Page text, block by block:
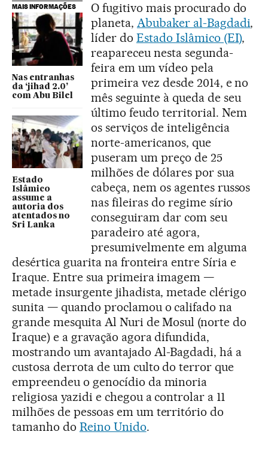
MAIS INFORMAÇÕES
Nas entranhas
da ‘jihad 2.0’
com Abu Bilel
Estado
Islâmico
assume a
autoria dos
atentados no
Sri Lanka
O fugitivo mais procurado do
planeta, Abubaker al-Bagdadi,
líder do Estado Islâmico (EI),
reapareceu nesta segunda-
feira em um vídeo pela
primeira vez desde 2014, e no
mês seguinte à queda de seu
último feudo territorial. Nem
os serviços de inteligência
norte-americanos, que
puseram um preço de 25
milhões de dólares por sua
cabeça, nem os agentes russos
nas fileiras do regime sírio
conseguiram dar com seu
paradeiro até agora,
presumivelmente em alguma
desértica guarita na fronteira entre Síria e
Iraque. Entre sua primeira imagem —
metade insurgente jihadista, metade clérigo
sunita — quando proclamou o califado na
grande mesquita Al Nuri de Mosul (norte do
Iraque) e a gravação agora difundida,
mostrando um avantajado Al-Bagdadi, há a
custosa derrota de um culto do terror que
empreendeu o genocídio da minoria
religiosa yazidi e chegou a controlar a 11
milhões de pessoas em um território do
tamanho do Reino Unido.